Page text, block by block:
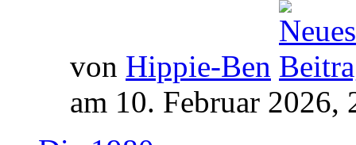
von Hippie-Ben
am 10. Februar 2026,